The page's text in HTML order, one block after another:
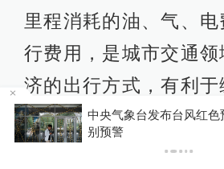
里程消耗的油、气、
行费用，是城市交通
济的出行方式，有利于
拥堵和环境压力，与
运服务有明显的区别。
上海中心城区暴雨预警
由二级转为三级